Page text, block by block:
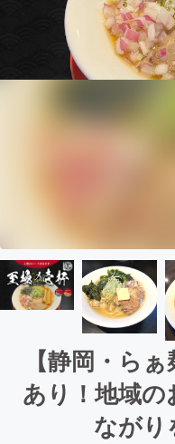
【静岡・ら
あり！地域
ながり